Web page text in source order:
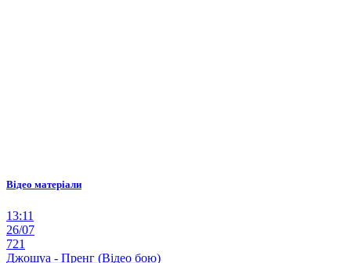
Відео матеріали
13:11
26/07
721
Джошуа - Пренг (Відео бою)